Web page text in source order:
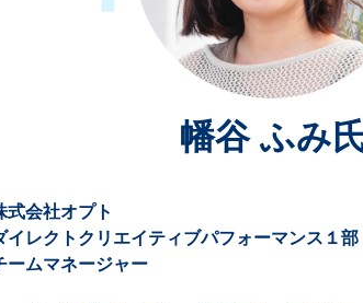
幡谷 ふみ
式会社オプト
イレクトクリエイティブパフォーマンス１部
ームマネージャー